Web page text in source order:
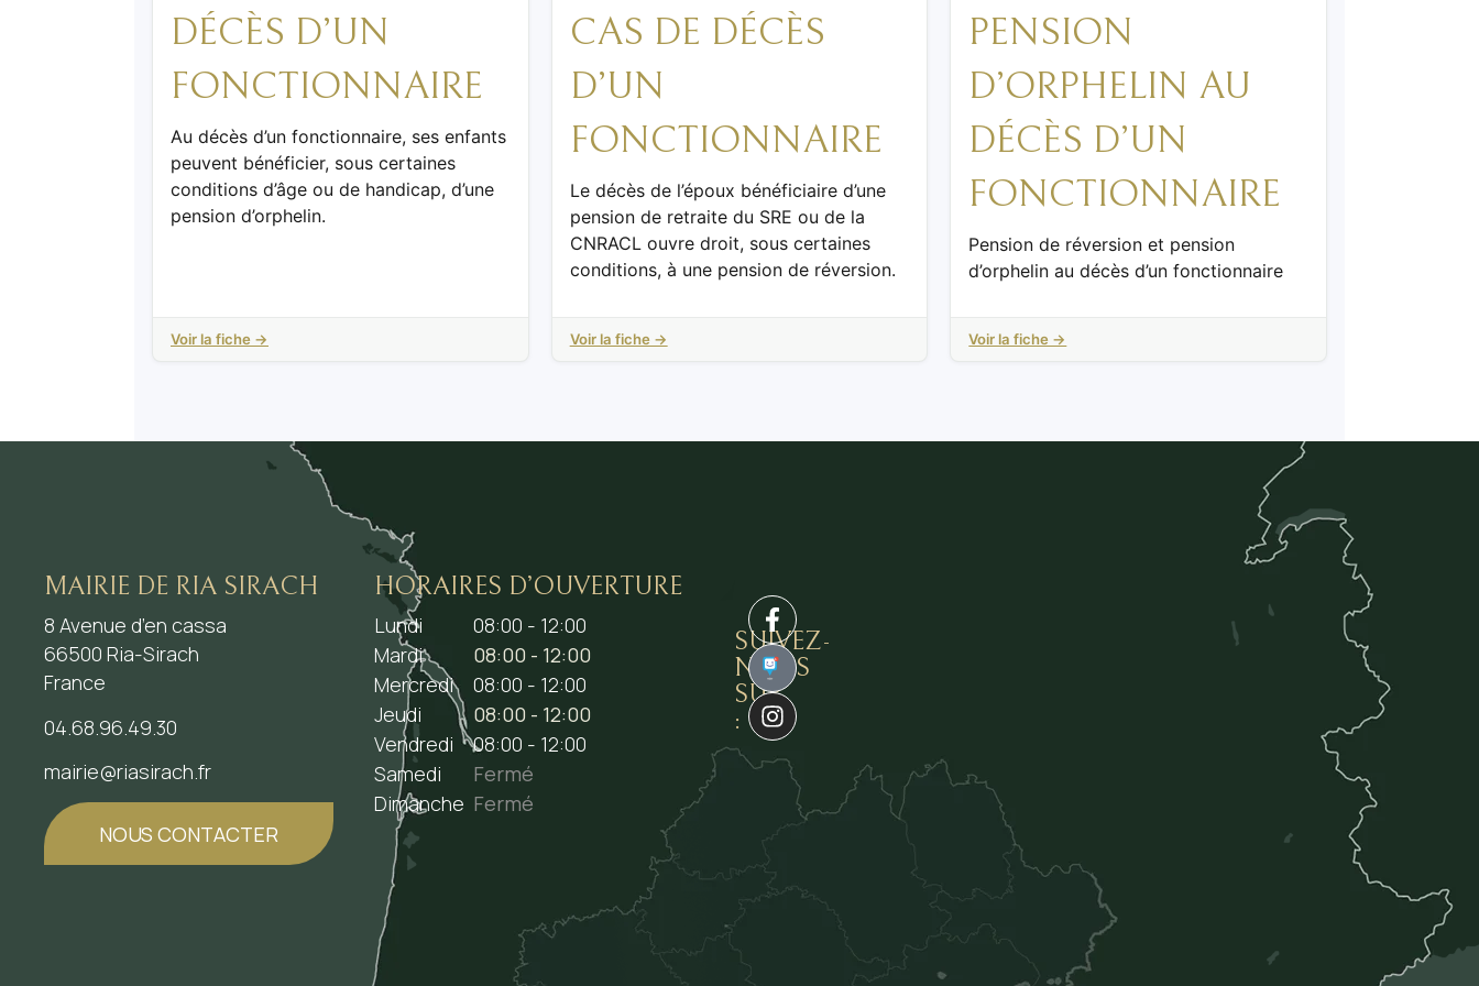
DÉCÈS D’UN
FONCTIONNAIRE
Au décès d’un fonctionnaire, ses enfants
peuvent bénéficier, sous certaines
conditions d’âge ou de handicap, d’une
pension d’orphelin.
Voir la fiche →
CAS DE DÉCÈS
D’UN
FONCTIONNAIRE
Le décès de l’époux bénéficiaire d’une
pension de retraite du SRE ou de la
CNRACL ouvre droit, sous certaines
conditions, à une pension de réversion.
Voir la fiche →
PENSION
D’ORPHELIN AU
DÉCÈS D’UN
FONCTIONNAIRE
Pension de réversion et pension
d’orphelin au décès d’un fonctionnaire
Voir la fiche →
MAIRIE DE RIA SIRACH
8 Avenue d’en cassa
66500 Ria-Sirach
France
04.68.96.49.30
mairie@riasirach.fr
NOUS CONTACTER
HORAIRES D’OUVERTURE
Lundi
08:00 - 12:00
Mardi
08:00 - 12:00
Mercredi
08:00 - 12:00
Jeudi
08:00 - 12:00
Vendredi
08:00 - 12:00
Samedi
Fermé
Dimanche Fermé
SUIVEZ-
NOUS
SUR
:
1